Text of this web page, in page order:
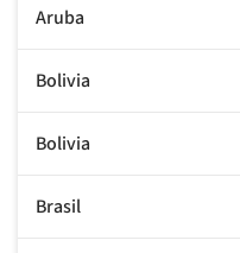
Aruba
Bolivia
Bolivia
Brasil